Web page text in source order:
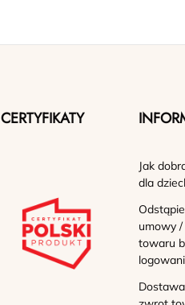
CERTYFIKATY
Jak
dla
umowy
towaru